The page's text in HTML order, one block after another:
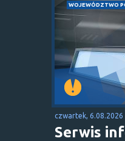
WOJEWÓDZTWO
czwartek, 6.08.2026
Serwis